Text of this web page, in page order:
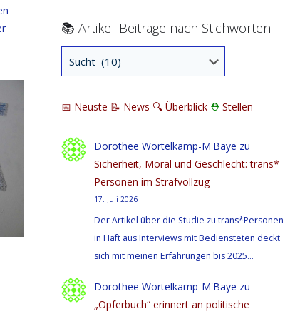
📚 Artikel-Beiträge nach Stichworten
📅 Neuste 📝 News 🔍 Überblick ⛑ Stellen
Dorothee Wortelkamp-M'Baye zu
Sicherheit, Moral und Geschlecht: trans*
Personen im Strafvollzug
17. Juli 2026
Der Artikel über die Studie zu trans*Personen
in Haft aus Interviews mit Bediensteten deckt
sich mit meinen Erfahrungen bis 2025…
Dorothee Wortelkamp-M'Baye zu
„Opferbuch“ erinnert an politische